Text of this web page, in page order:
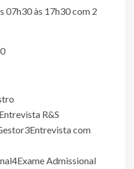
07h30 às 17h30 com 2
Entrevista R&S
3Entrevista com
4Exame Admissional